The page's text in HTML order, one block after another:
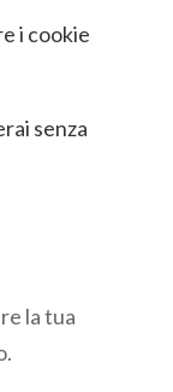
i cookie
senza
la tua